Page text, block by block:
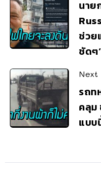
นาย
ช่วย
ชัดๆ’
Next
รถท
คลุม
แบบ